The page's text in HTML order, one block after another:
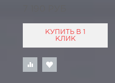
КУПИТЬ В 1
КЛИК